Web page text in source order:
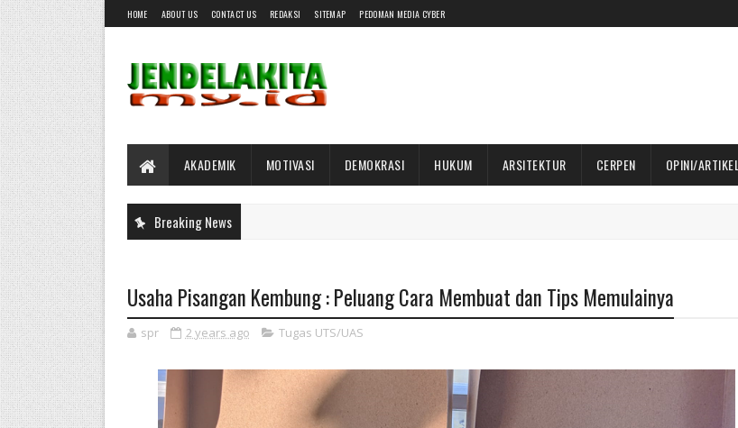
HOME ABOUT US CONTACT US REDAKSI SITEMAP PEDOMAN MEDIA CYBER
AKADEMIK MOTIVASI DEMOKRASI HUKUM ARSITEKTUR CERPEN OPINI/ARTIKEL
Breaking News
Usaha Pisangan Kembung : Peluang Cara Membuat dan Tips Memulainya
spr 2 years ago Tugas UTS/UAS